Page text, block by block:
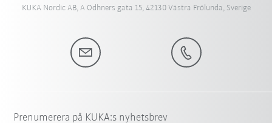
KUKA Nordic AB, A Odhners gata 15, 42130 Västra Frölunda, Sverige
Prenumerera på KUKA:s nyhetsbrev